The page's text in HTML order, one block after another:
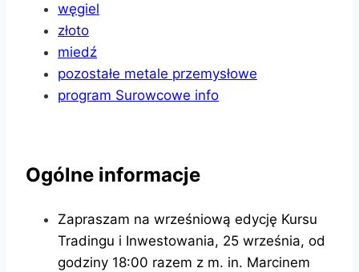
węgiel
złoto
miedź
pozostałe metale przemysłowe
program Surowcowe info
Ogólne informacje
Zapraszam na wrześniową edycję Kursu
Tradingu i Inwestowania, 25 września, od
godziny 18:00 razem z m. in. Marcinem